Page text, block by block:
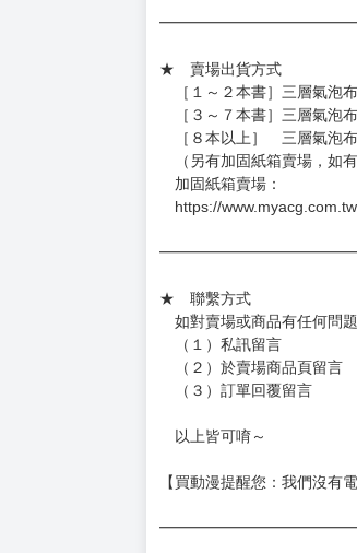
週一～週五 １０：００～
（假日＆國定假日休息，
．現貨商品：１～２天出貨
．已上市且非現貨商品：
－每週四～日下單者，於
－每週一～三下單者，於
★ 賣場出貨方式
［１～２本書］三層氣泡
［３～７本書］三層氣泡
［８本以上］ 三層氣泡布
（另有加固紙箱賣場，如有
https://